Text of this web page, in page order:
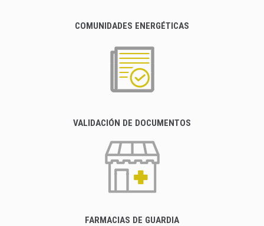
COMUNIDADES ENERGÉTICAS
VALIDACIÓN DE DOCUMENTOS
FARMACIAS DE GUARDIA